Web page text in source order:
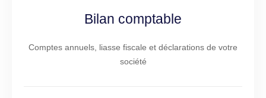
Bilan comptable
Comptes annuels, liasse fiscale et déclarations de votre
société